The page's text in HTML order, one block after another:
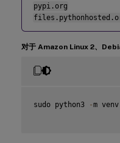
pypi.org
对于 Amazon Linux 2、
sudo python3 -m venv